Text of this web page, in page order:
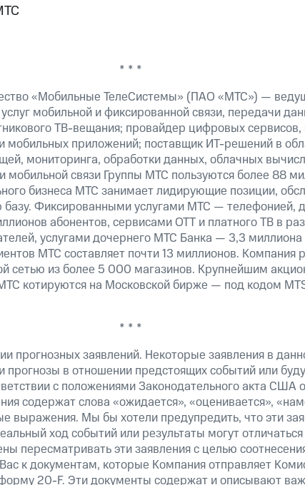
* * *
«Мобильные ТелеСистемы» (ПАО «МТС») —
мобильной и фиксированной связи, передачи
ТВ-вещания; провайдер цифровых
мобильных приложений; поставщик ИТ-решений в
мониторинга, обработки данных, облачных
мобильной связи Группы МТС пользуются более 88
бизнеса МТС занимает лидирующие позиции,
Фиксированными услугами МТС — телефонией,
абонентов, сервисами OTT и платного ТВ в
услугами дочернего МТС Банка — 3,3
МТС составляет почти 13 миллионов. Компания
сетью из более 5 000 магазинов. Крупнейшим
котируются на Московской бирже — под кодом
* * *
прогнозных заявлений. Некоторые заявления в
прогнозы в отношении предстоящих событий или
с положениями Законодательного акта США
содержат слова «ожидается», «оценивается»,
выражения. Мы бы хотели предупредить, что эти
ход событий или результаты могут отличаться
пересматривать эти заявления с целью
к документам, которые Компания отправляет
20-F. Эти документы содержат и описывают